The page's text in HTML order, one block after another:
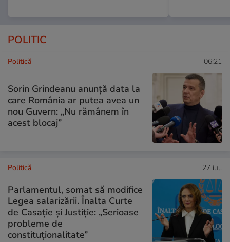
POLITIC
Politică 06:21
Sorin Grindeanu anunță data la
care România ar putea avea un
nou Guvern: „Nu rămânem în
acest blocaj”
Politică 27 iul.
Parlamentul, somat să modifice
Legea salarizării. Înalta Curte
de Casație și Justiție: „Serioase
probleme de
constituționalitate”